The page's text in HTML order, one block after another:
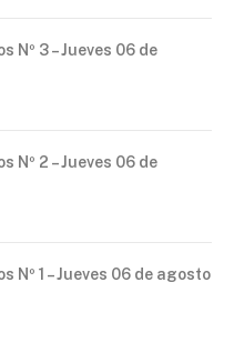
Nº 3 – Jueves 06 de
Nº 2 – Jueves 06 de
Nº 1 – Jueves 06 de agosto